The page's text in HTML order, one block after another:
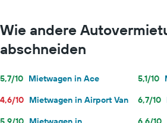
Wie andere
abschneiden
5,7/10 Mietwagen in Ace 5,1/10
4,6/10 Mietwagen in Airport Van 6,7/10